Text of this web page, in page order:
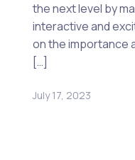
the next level by
interactive and
on the importance
[…]
July 17, 2023